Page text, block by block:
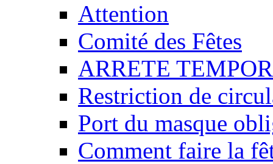
Attention
Comité des Fêtes
ARRETE
Restriction de
Port du masque
Comment faire la